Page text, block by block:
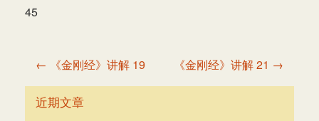
45
文
章
导
航
← 《金刚经》讲解 19 《金刚经》讲解 21 →
近期文章